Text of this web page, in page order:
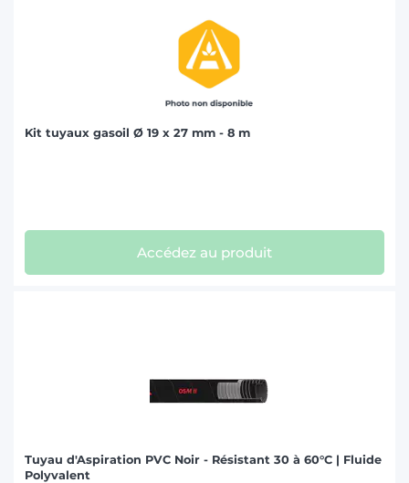
Kit tuyaux gasoil Ø 19 x 27 mm - 8 m
Accédez au produit
Tuyau d'Aspiration PVC Noir - Résistant 30 à 60°C | Fluide
Polyvalent